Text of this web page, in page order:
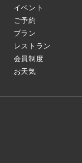
イベント
ご予約
プラン
レストラン
会員制度
お天気